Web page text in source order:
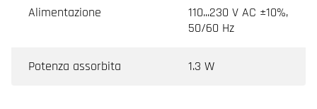
Alimentazione
110...230 V AC ±10%,
50/60 Hz
Potenza assorbita 1.3 W